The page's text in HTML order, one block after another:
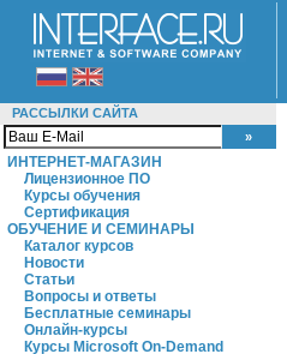
РАССЫЛКИ САЙТА
ИНТЕРНЕТ-МАГАЗИН
Лицензионное ПО
Курсы обучения
Сертификация
ОБУЧЕНИЕ И СЕМИНАРЫ
Каталог курсов
Новости
Статьи
Вопросы и ответы
Бесплатные семинары
Онлайн-курсы
Курсы Microsoft On-Demand